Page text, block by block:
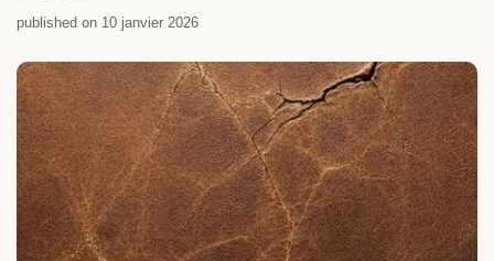
published on 10 janvier 2026